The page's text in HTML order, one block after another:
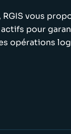
vous
actifs pour
opérations